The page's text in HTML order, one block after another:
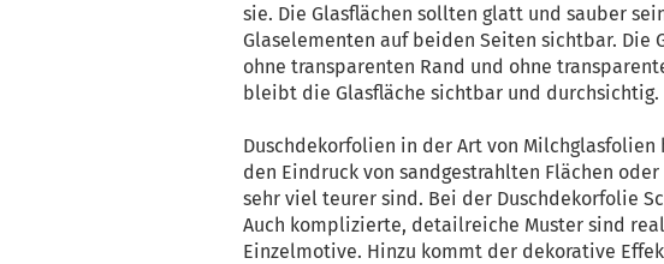
sie. Die Glasflächen sollten glatt und sauber
Glaselementen auf beiden Seiten sichtbar. Die
ohne transparenten Rand und ohne
bleibt die Glasfläche sichtbar und durchsichtig.
Duschdekorfolien in der Art von Milchglasfolien
den Eindruck von sandgestrahlten Flächen
sehr viel teurer sind. Bei der Duschdekorfolie
Auch komplizierte, detailreiche Muster sind
Einzelmotive. Hinzu kommt der dekorative